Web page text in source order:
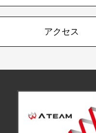
アクセス